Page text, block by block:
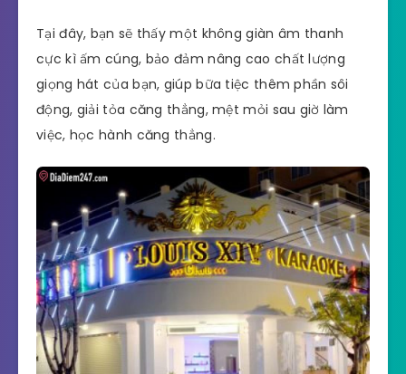
Tại đây, bạn sẽ thấy một không giàn âm thanh
cực kì ấm cúng, bảo đảm nâng cao chất lượng
giọng hát của bạn, giúp bữa tiệc thêm phần sôi
động, giải tỏa căng thẳng, mệt mỏi sau giờ làm
việc, học hành căng thẳng.